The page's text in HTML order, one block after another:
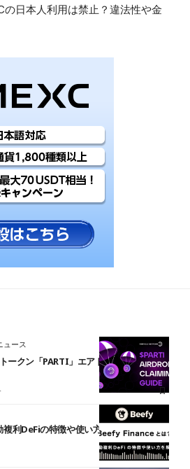
の日本人利用は禁止？違法性や金
ュース
クン「PARTI」エアドロップ開始―上
利DeFiの特徴や使い方を解説